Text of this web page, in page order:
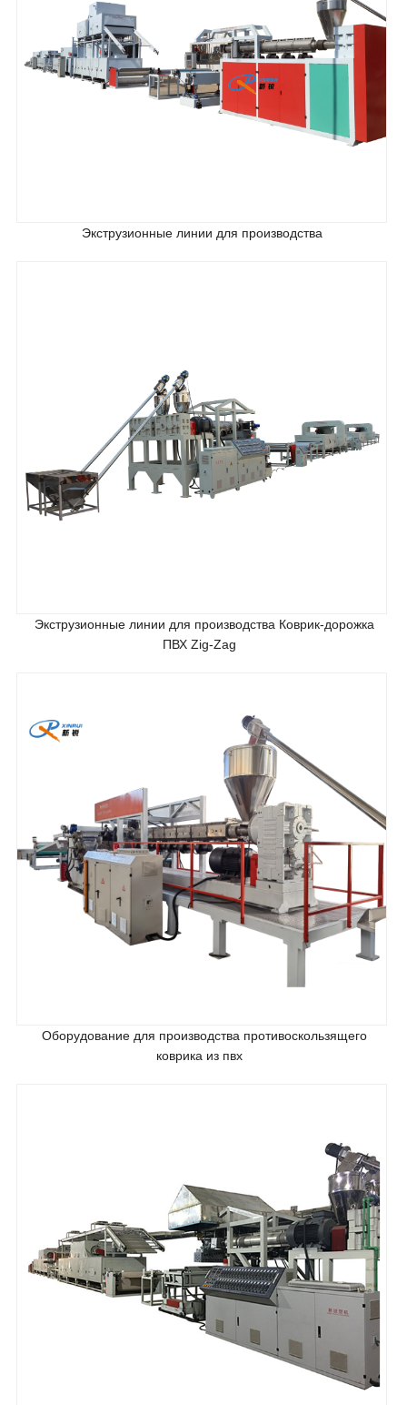
Экструзионные линии для производства
Экструзионные линии для производства Коврик-дорожка
ПВХ Zig-Zag
Оборудование для производства противоскользящего
коврика из пвх